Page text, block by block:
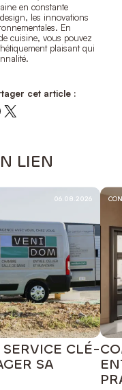
en constante
les innovations
En
cuisine, vous pouvez
plaisant qui
cet article :
X
LIEN
06.08.2026
CLÉ-
SA